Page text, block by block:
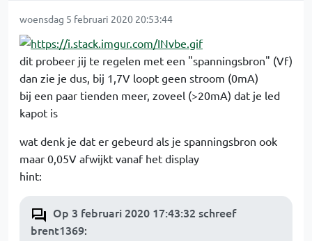
woensdag 5 februari 2020 20:53:44
dit probeer jij te regelen met een "spanningsbron" (Vf)
dan zie je dus, bij 1,7V loopt geen stroom (0mA)
bij een paar tienden meer, zoveel (>20mA) dat je led
kapot is
wat denk je dat er gebeurd als je spanningsbron ook
maar 0,05V afwijkt vanaf het display
hint:
Op 3 februari 2020 17:43:32 schreef
brent1369: